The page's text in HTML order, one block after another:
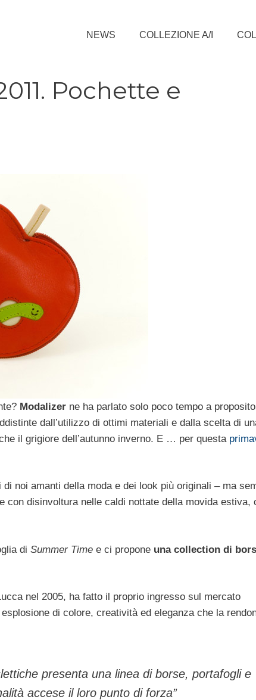
NEWS COLLEZIONE A/I
Pochette e
Modalizer ne ha parlato solo poco tempo a proposito
dall’utilizzo di ottimi materiali e dalla scelta di
il grigiore dell’autunno inverno. E … per questa
noi amanti della moda e dei look più originali – ma
con disinvoltura nelle caldi nottate della movida estiva,
di Summer Time e ci propone una collection di
nel 2005, ha fatto il proprio ingresso sul mercato
di colore, creatività ed eleganza che la
presenta una linea di borse, portafogli e
accese il loro punto di forza”